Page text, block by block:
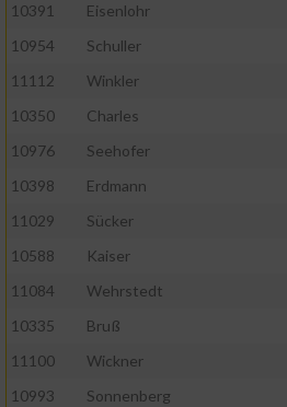
10391
Eisenlohr
10954
Schuller
11112
Winkler
10350
Charles
10976
Seehofer
10398
Erdmann
11029
Sücker
10588
Kaiser
11084
Wehrstedt
10335
Bruß
11100
Wickner
10993
Sonnenberg